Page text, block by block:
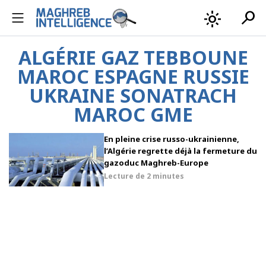
light_mode search
ALGÉRIE GAZ TEBBOUNE
MAROC ESPAGNE RUSSIE
UKRAINE SONATRACH
MAROC GME
En pleine crise russo-ukrainienne,
l’Algérie regrette déjà la fermeture du
gazoduc Maghreb-Europe
Lecture de 2 minutes